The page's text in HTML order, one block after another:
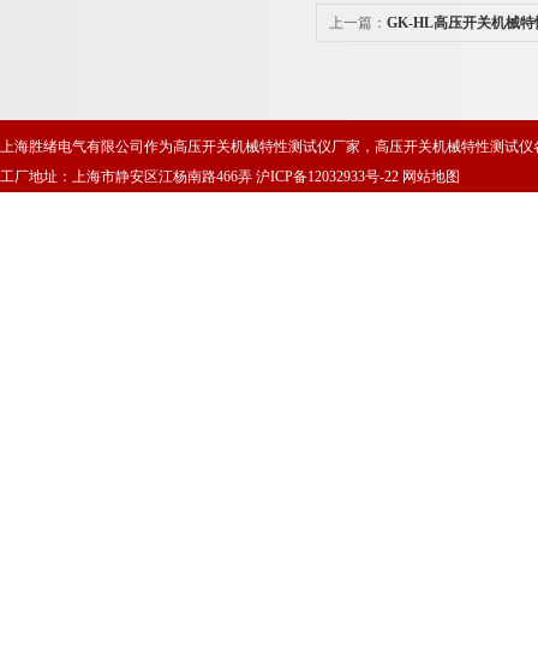
上一篇： GK-HL高压开关机械
上海胜绪电气有限公司作为高压开关机械特性测试仪厂家，高压开关机械特性测试
工厂地址：上海市静安区江杨南路466弄 沪ICP备12032933号-22 网站地图